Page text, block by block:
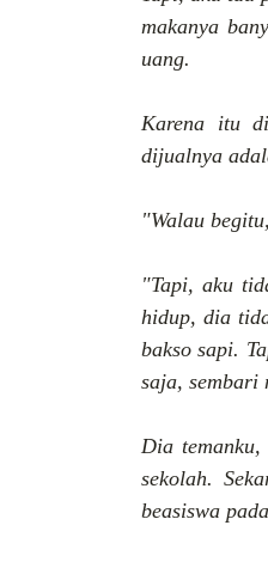
makanya
uang.
Karena itu
dijualnya
"Walau
"Tapi, aku
hidup, dia
bakso sapi.
saja, sembari
Dia
sekolah.
beasiswa